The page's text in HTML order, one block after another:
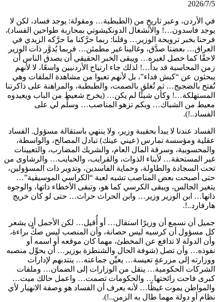
2026/7/5
في الأردن، وعبر تاريخٍ من (الطبطبة… ومقولة: يوجد فساد، لكن لا
يوجد فاسدون…! والانشغال الدونكيشوتي بمحاربة طواحين الفساد)،
فرحنا بخبر ترويحة الوزير… وقلنا: ربما حرَّكنا ما حرَّكه الزيدي في
العراق… بعضنا صدَّق، وغالبنا غير مطمئن… فربما يُدوَّر ذات الوزير
لاحقًا كما حصل لغيره… ويبقى الخبر الحقيقي أن يصدق الناس أن
زمن المحاسبة قد بدأ…! لذلك جاء ارتياح الأردنيين واسعًا، لا لأنهم
يبحثون عن “كبش فداء”، بل لأنهم تعبوا من مشاهدة الملفات وهي
تُفتح بالضجيج… ثم تُغلق بالصمت، والطبطبة، والمراهنة على ذاكرتنا
المستهلكة…! وكأن شيئًا لم يكن… (يخرج شعيط من الباب ويعيدوه
معيط من الشباك… وبكم تزهو المناصب… وسلِّم لي على
الفساد..!).
الفساد عندنا لا يبدأ بحقيبة وزير، ولا ينتهي باستقالة مسؤول. الفساد
عقلية ومؤسسة تمارس (عيني عينك) تبادل المصالح، والواسطة،
والمحسوبية، وسرقة المال العام، والشريك المضارب، والتعيينات
غير المستحقة… لأبناء الذوات، والقرايب، والحبايب… والرشاوى من
تحت السجادة والطاولة، وحماية الفاسدين، وتدوير ذات المسؤولين،
حتى أصبحت بعض المناصب تشبه لعبة “الكراسي الموسيقية”…
يتغير الجالس، ويبقى الكرسي كما هو، وتبقى الأخطاء ذاتها، والوجوه
ذاتها… ابن الوزير وزير… وابن الحراث حراث… حتى لو كان خريج
هارفارد..!.
جميل أن نسمع أن وزيرًا استقال… أو أُقيل… لكن الأجمل أن يشعر
كل مسؤول أن كرسيه ليس حصانة، وأن المنصب ليس صكَّ براءة،
وأن الدولة لا تدافع عن المخطئ، مهما كان موقعه أو اسمه أو
نفوذه… وأن تصل (شوفة الحال والشنطزة بوزير… أن يحوِّل منصبه
ووزارته إلى مزرعةٍ تعيسة… يعيِّن جماعته… ينتدبهم لإدارات
الشركات الحكومية… ينقل من الوزارات إلى الضمان… وملفات
كبرى فاحت رائحتها… والحكومات تصمت… واعمل حالك ميت…
والمواطن يموت غيظًا… لأنه يعرف أن الفساد هو وصفة الانهيار لأي
نظام أو دولة مهما طال به الزمن..!).